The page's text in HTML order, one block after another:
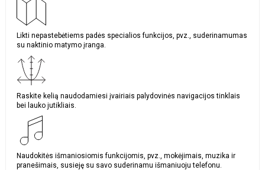
Likti nepastebėtiems padės specialios funkcijos, pvz., suderinamumas
su naktinio matymo įranga.
Raskite kelią naudodamiesi įvairiais palydovinės navigacijos tinklais
bei lauko jutikliais.
Naudokitės išmaniosiomis funkcijomis, pvz., mokėjimais, muzika ir
pranešimais, susieję su savo suderinamu išmaniuoju telefonu.